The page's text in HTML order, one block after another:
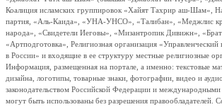
Коалиция исламских группировок «Хайят Тахрир аш-Шам»,
партия, «Аль-Каида», «УНА-УНСО», «Талибан», «Меджлис
народа», «Свидетели Иеговы», «Мизантропик Дивижн»,
«Артподготовка», Религиозная организация
в России» и входящие в ее структуру местные религиозные
Информация, размещенная на портале, а именно: текстовые
дизайна, логотипы, товарные знаки, фотографии, видео и
законодательством Российской Федерации и
могут быть использованы без разрешения правообладателей.